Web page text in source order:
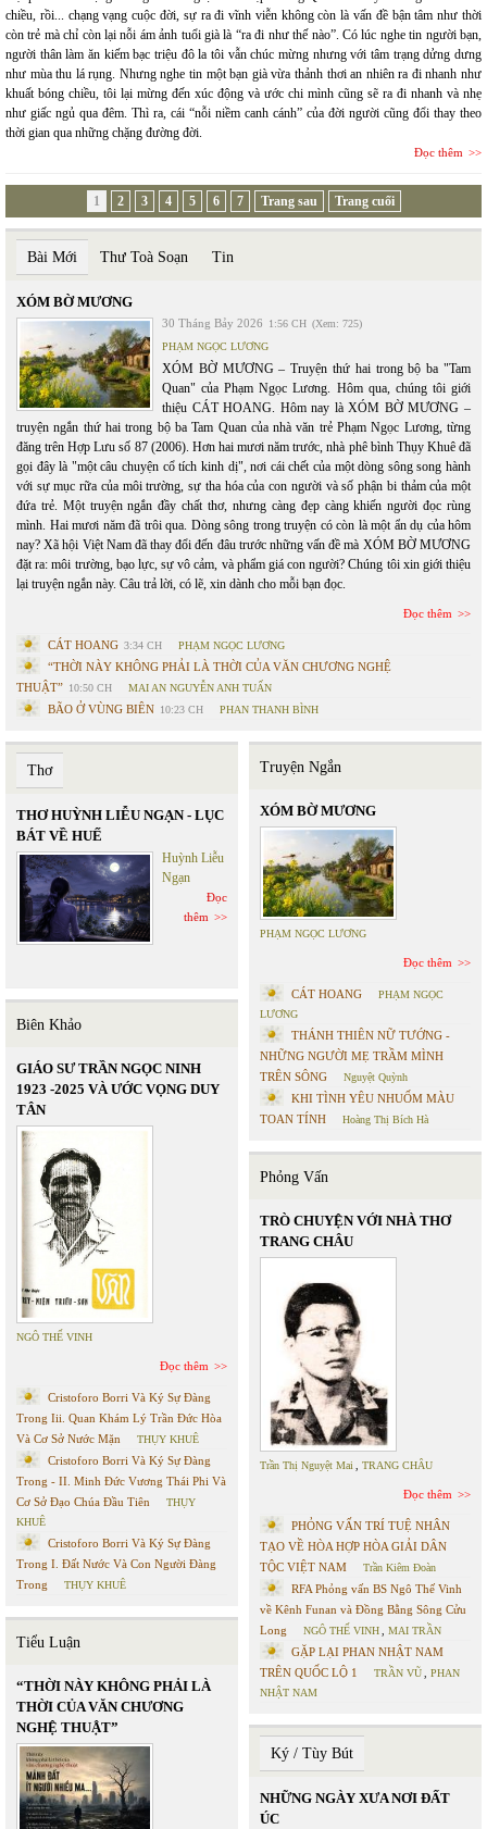
chiều, rồi... chạng vạng cuộc đời, sự ra đi vĩnh viễn không còn là vấn đề bận tâm như thời
còn trẻ mà chỉ còn lại nỗi ám ảnh tuổi già là “ra đi như thế nào”. Có lúc nghe tin người bạn,
người thân làm ăn kiếm bạc triệu đô la tôi vẫn chúc mừng nhưng với tâm trạng dửng dưng
như mùa thu lá rụng. Nhưng nghe tin một bạn già vừa thảnh thơi an nhiên ra đi nhanh như
khuất bóng chiều, tôi lại mừng đến xúc động và ước chi mình cũng sẽ ra đi nhanh và nhẹ
như giấc ngủ qua đêm. Thì ra, cái “nỗi niềm canh cánh” của đời người cũng đổi thay theo
thời gian qua những chặng đường đời.
Đọc thêm
1 2 3 4 5 6 7 Trang sau Trang cuối
Bài Mới Thư Toà Soạn Tin
XÓM BỜ MƯƠNG
30 Tháng Bảy 2026 1:56 CH (Xem: 725)
PHẠM NGỌC LƯƠNG
XÓM BỜ MƯƠNG – Truyện thứ hai trong bộ ba "Tam
Quan" của Phạm Ngọc Lương. Hôm qua, chúng tôi giới
thiệu CÁT HOANG. Hôm nay là XÓM BỜ MƯƠNG –
truyện ngắn thứ hai trong bộ ba Tam Quan của nhà văn trẻ Phạm Ngọc Lương, từng
đăng trên Hợp Lưu số 87 (2006). Hơn hai mươi năm trước, nhà phê bình Thụy Khuê đã
gọi đây là "một câu chuyện cổ tích kinh dị", nơi cái chết của một dòng sông song hành
với sự mục rữa của môi trường, sự tha hóa của con người và số phận bi thảm của một
đứa trẻ. Một truyện ngắn đầy chất thơ, nhưng càng đẹp càng khiến người đọc rùng
mình. Hai mươi năm đã trôi qua. Dòng sông trong truyện có còn là một ẩn dụ của hôm
nay? Xã hội Việt Nam đã thay đổi đến đâu trước những vấn đề mà XÓM BỜ MƯƠNG
đặt ra: môi trường, bạo lực, sự vô cảm, và phẩm giá con người? Chúng tôi xin giới thiệu
lại truyện ngắn này. Câu trả lời, có lẽ, xin dành cho mỗi bạn đọc.
Đọc thêm
CÁT HOANG 3:34 CH PHẠM NGỌC LƯƠNG
“THỜI NÀY KHÔNG PHẢI LÀ THỜI CỦA VĂN CHƯƠNG NGHỆ
THUẬT” 10:50 CH MAI AN NGUYỄN ANH TUẤN
BÃO Ở VÙNG BIÊN 10:23 CH PHAN THANH BÌNH
Thơ
THƠ HUỲNH LIỄU NGẠN - LỤC
BÁT VỀ HUẾ
Huỳnh Liễu
Ngạn
Đọc
thêm
Biên Khảo
GIÁO SƯ TRẦN NGỌC NINH
1923 -2025 VÀ ƯỚC VỌNG DUY
TÂN
NGÔ THẾ VINH
Đọc thêm
Cristoforo Borri Và Ký Sự Đàng
Trong Iii. Quan Khám Lý Trần Đức Hòa
Và Cơ Sở Nước Mặn
THỤY KHUÊ
Cristoforo Borri Và Ký Sự Đàng
Trong - II. Minh Đức Vương Thái Phi Và
Cơ Sở Đạo Chúa Đầu Tiên
THỤY
KHUÊ
Cristoforo Borri Và Ký Sự Đàng
Trong I. Đất Nước Và Con Người Đàng
Trong
THỤY KHUÊ
Tiểu Luận
“THỜI NÀY KHÔNG PHẢI LÀ
THỜI CỦA VĂN CHƯƠNG
NGHỆ THUẬT”
Truyện Ngắn
XÓM BỜ MƯƠNG
PHẠM NGỌC LƯƠNG
Đọc thêm
CÁT HOANG
PHẠM NGỌC
LƯƠNG
THÁNH THIÊN NỮ TƯỚNG -
NHỮNG NGƯỜI MẸ TRẦM MÌNH
TRÊN SÔNG
Nguyệt Quỳnh
KHI TÌNH YÊU NHUỐM MÀU
TOAN TÍNH
Hoàng Thị Bích Hà
Phỏng Vấn
TRÒ CHUYỆN VỚI NHÀ THƠ
TRANG CHÂU
Trần Thị Nguyệt Mai TRANG CHÂU
Đọc thêm
PHỎNG VẤN TRÍ TUỆ NHÂN
TẠO VỀ HÒA HỢP HÒA GIẢI DÂN
TỘC VIỆT NAM
Trần Kiêm Đoàn
RFA Phỏng vấn BS Ngô Thế Vinh
về Kênh Funan và Đồng Bằng Sông Cửu
Long
NGÔ THẾ VINH MAI TRẦN
GẶP LẠI PHAN NHẬT NAM
TRÊN QUỐC LỘ 1
TRẦN VŨ
PHAN
NHẬT NAM
Ký / Tùy Bút
NHỮNG NGÀY XƯA NƠI ĐẤT
ÚC